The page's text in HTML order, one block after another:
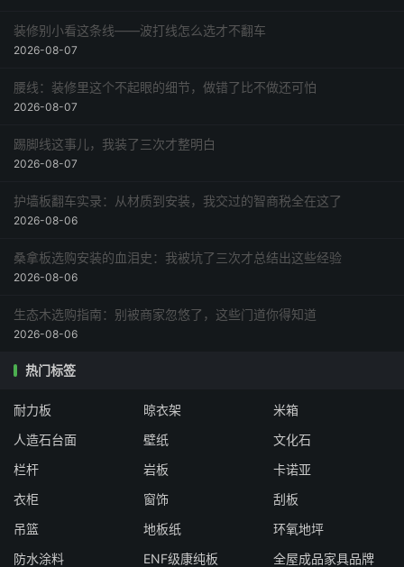
装修别小看这条线——波打线怎么选才不翻车
2026-08-07
腰线：装修里这个不起眼的细节，做错了比不做还可怕
2026-08-07
踢脚线这事儿，我装了三次才整明白
2026-08-07
护墙板翻车实录：从材质到安装，我交过的智商税全在这了
2026-08-06
桑拿板选购安装的血泪史：我被坑了三次才总结出这些经验
2026-08-06
生态木选购指南：别被商家忽悠了，这些门道你得知道
2026-08-06
热门标签
耐力板 晾衣架
米箱
人造石台面
壁纸
文化石
栏杆
岩板
卡诺亚
衣柜
窗饰
刮板
吊篮
地板纸
环氧地坪
防水涂料
ENF级康纯板 全屋成品家具品牌